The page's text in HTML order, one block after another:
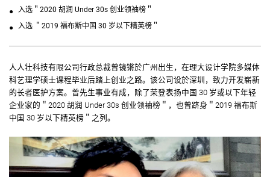
入选＂2020 胡润 Under 30s 创业领袖榜＂
入选 ＂2019 福布斯中国 30 岁以下精英榜＂
人人壮科技有限公司行政总裁曾镜锵於广州出生，在理大设计学院多媒体
科艺理学硕士课程毕业后踏上创业之路。该公司设於深圳，致力开发崭新
的长者医护方案。曾先生事业有成，除了荣登表扬中国 30 岁或以下年轻
企业家的＂2020 胡润 Under 30s 创业领袖榜＂，也曾跻身＂2019 福布斯
中国 30 岁以下精英榜＂之列。